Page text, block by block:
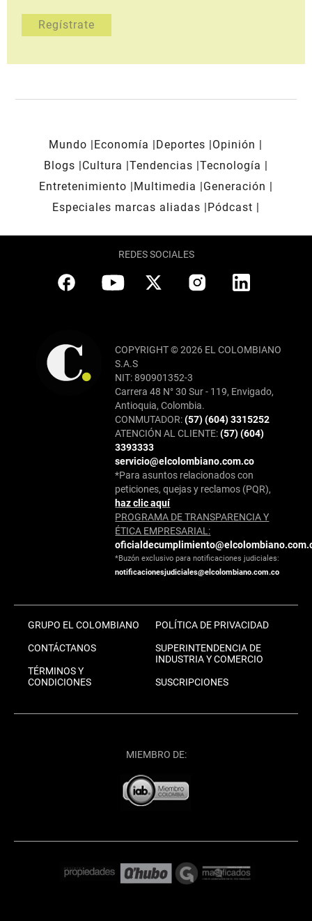
Mundo Economía Deportes
Opinión
Blogs
Cultura Tendencias Tecnología
Entretenimiento
Multimedia
Generación
Especiales marcas aliadas
Pódcast
REDES SOCIALES
COPYRIGHT © 2026 EL COLOMBIANO
S.A.S
NIT: 890901352-3
Carrera 48 N° 30 Sur - 119, Envigado,
Antioquia, Colombia.
CONMUTADOR:(57) (604) 3315252
ATENCIÓN AL CLIENTE:(57) (604)
3393333
servicio@elcolombiano.com.co
*Para asuntos relacionados con
peticiones, quejas y reclamos (PQR),
haz clic aquí
PROGRAMA DE TRANSPARENCIA Y
ÉTICA EMPRESARIAL:
*Buzón exclusivo para notificaciones judiciales:
notificacionesjudiciales@elcolombiano.com.co
GRUPO EL COLOMBIANO
CONTÁCTANOS
TÉRMINOS Y
CONDICIONES
POLÍTICA DE PRIVACIDAD
SUPERINTENDENCIA DE
INDUSTRIA Y COMERCIO
SUSCRIPCIONES
MIEMBRO DE: